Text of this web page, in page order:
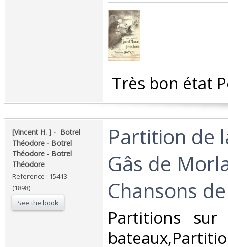
Très bon état
‎[Vincent H. ] - ‎ ‎Botrel
Théodore - Botrel
Théodore - Botrel
Théodore‎
Reference : 15413
(1898)
See the book
‎Partition de
Gâs de
Chansons
‎Partitions